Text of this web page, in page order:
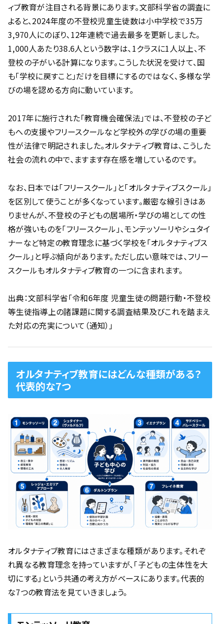
ィブ教育が注目される背景にあります。文部科学省の調査に
よると、2024年度の不登校児童生徒数は小中学校で35万
3,970人にのぼり、12年連続で過去最多を更新しました。
1,000人あたり38.6人という数字は、1クラスに1人以上、不
登校の子がいる計算になります。こうした状況を受けて、国
も「学校に戻すこと」だけを目標にするのではなく、多様な学
びの場を認める方向に動いています。
2017年に施行された「教育機会確保法」では、不登校の子ど
もへの支援やフリースクールなど学校外の学びの場の重要
性が法律で明記されました。オルタナティブ教育は、こうした
社会の流れの中で、ますます存在感を増しているのです。
なお、日本では「フリースクール」と「オルタナティブスクール」
を区別して使うことが多くなっています。厳密な線引きはあ
りませんが、不登校の子どもの居場所・学びの場としての性
格が強いものを「フリースクール」、モンテッソーリやシュタイ
ナーなど特定の教育理念に基づく学校を「オルタナティブス
クール」と呼ぶ傾向があります。ただし広い意味では、フリー
スクールもオルタナティブ教育の一つに含まれます。
出典：文部科学省「令和6年度 児童生徒の問題行動・不登校
等生徒指導上の諸課題に関する調査結果及びこれを踏まえ
た対応の充実について（通知）」
オルタナティブ教育にはどんな種類がある？
代表的な7つ
オルタナティブ教育にはさまざまな種類があります。それぞ
れ異なる教育理念を持っていますが、「子どもの主体性を大
切にする」という共通の考え方がベースにあります。代表的
な7つの教育法を見ていきましょう。